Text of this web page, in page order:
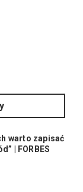
warto zapisać
| FORBES